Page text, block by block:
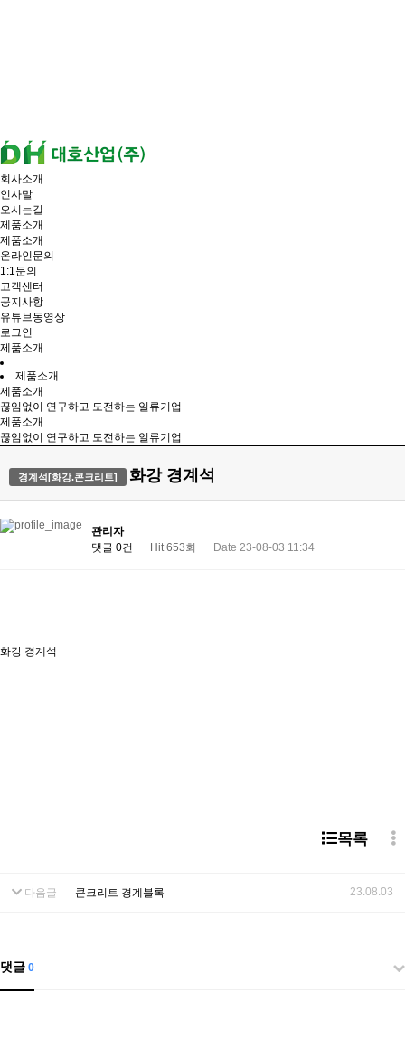
회사소개
인사말
오시는길
제품소개
제품소개
온라인문의
1:1문의
고객센터
공지사항
유튜브동영상
로그인
제품소개
제품소개
제품소개
끊임없이 연구하고 도전하는 일류기업
제품소개
끊임없이 연구하고 도전하는 일류기업
경계석[화강.콘크리트] 화강 경계석
관리자
댓글 0건
Hit 653회 Date 23-08-03 11:34
화강 경계석
목록
다음글 콘크리트 경계블록 23.08.03
댓글 0